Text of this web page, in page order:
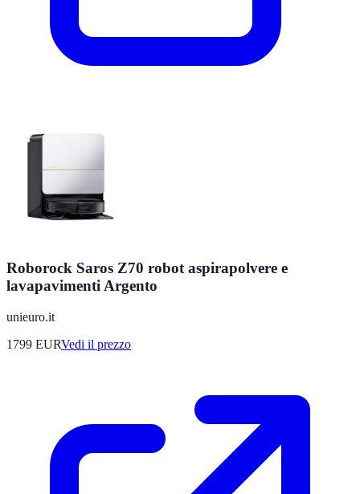
Roborock Saros Z70 robot aspirapolvere e
lavapavimenti Argento
unieuro.it
1799 EURVedi il prezzo